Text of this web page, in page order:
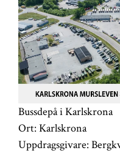
Bussdepå i Karlskrona
Ort: Karlskrona
Uppdragsgivare: